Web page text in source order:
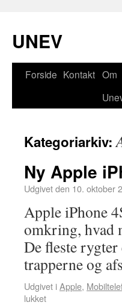
UNEV
Forside Kontakt Om
Kategoriarkiv:
Ny Apple
Udgivet den 10. oktober
Apple iPhone
omkring, hvad
De fleste
trapperne og
Udgivet iApple,
lukket